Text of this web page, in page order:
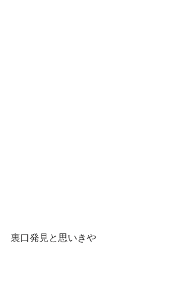
裏口発見と思いきや